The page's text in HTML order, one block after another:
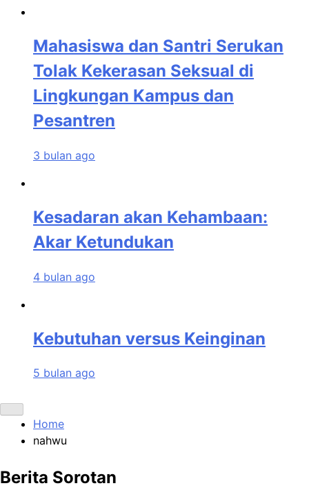
Mahasiswa dan Santri Serukan
Tolak Kekerasan Seksual di
Lingkungan Kampus dan
Pesantren
3 bulan ago
Kesadaran akan Kehambaan:
Akar Ketundukan
4 bulan ago
Kebutuhan versus Keinginan
5 bulan ago
Home
nahwu
Berita Sorotan